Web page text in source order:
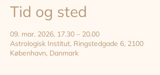
Tid og sted
09. mar. 2026, 17.30 – 20.00
Astrologisk Institut, Ringstedgade 6, 2100
København, Danmark